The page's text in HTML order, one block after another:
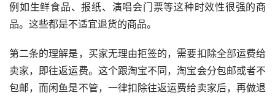
例如生鲜食品、报纸、演唱会门票等这种时效性很强的商
品。这些都是不适宜退货的商品。
第二条的理解是，买家无理由拒签的，需要扣除全部运费给
卖家，即往返运费。这个跟淘宝不同，淘宝会分包邮或者不
包邮，而闲鱼是不管，一律扣除往返运费给卖家后，再做退